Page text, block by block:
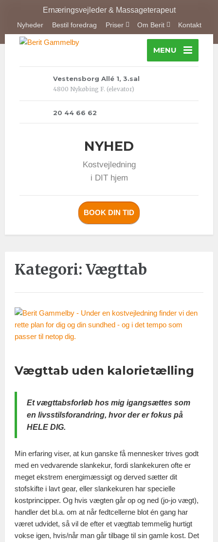
Ernæringsvejleder & Massageterapeut
Nyheder Bestil foredrag Priser Om Berit Kontakt
MENU
Vestensborg Allé 1, 3.sal
4800 Nykøbing F. (elevator)
20 44 66 62
NYHED
Kostvejledning
i DIT hjem
BOOK DIN TID
Kategori: Vægttab
Vægttab uden kalorietælling
Et vægttabsforløb hos mig igangsættes som
en livsstilsforandring, hvor der er fokus på
HELE DIG.
Min erfaring viser, at kun ganske få mennesker trives godt
med en vedvarende slankekur, fordi slankekuren ofte er
meget ekstrem energimæssigt og derved sætter dit
stofskifte i lavt gear, eller slankekuren har specielle
kostprincipper. Og hvis vægten går op og ned (jo-jo vægt),
handler det bl.a. om at når fedtcellerne blot én gang har
været udvidet, så vil de efter et vægttab temmelig hurtigt
vokse igen, hvis/når man går tilbage til sin gamle kost. Det